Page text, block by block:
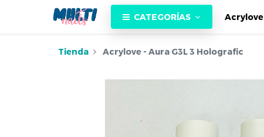
CATEGORÍAS Acrylove
Tienda Acrylove - Aura G3L 3 Holografic